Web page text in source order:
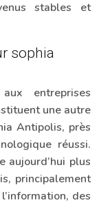
stables et
sophia
entreprises
une autre
Antipolis, près
réussi.
aujourd’hui plus
principalement
des